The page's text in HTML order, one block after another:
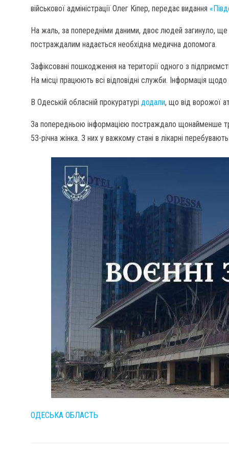
військової адміністрації Олег Кіпер, передає видання
На жаль, за попередніми даними, двоє людей загинуло, ще
постраждалим надається необхідна медична допомога.
Зафіксовані пошкодження на території одного з
На місці працюють всі відповідні служби. Інформація щодо
В Одеській обласній прокуратурі додали, що від ворожої
За попередньою інформацією постраждало щонайменше
53-річна жінка. З них у важкому стані в лікарні
ОДЕСЬКА ОБЛАСТЬ